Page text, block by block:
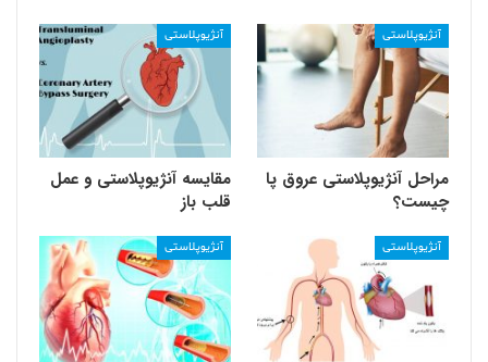
آنژیوپلاستی
مراحل آنژیوپلاستی عروق پا
چیست؟
آنژیوپلاستی
مقایسه آنژیوپلاستی و عمل
قلب باز
آنژیوپلاستی آنژیوپلاستی